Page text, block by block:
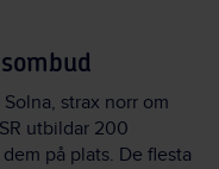
strax norr om
utbildar 200
på plats. De flesta